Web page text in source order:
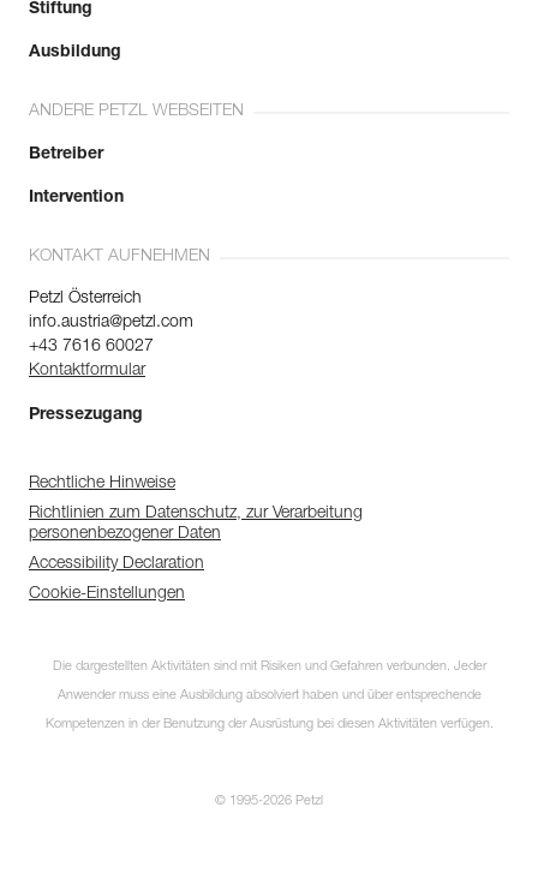
Stiftung
Ausbildung
ANDERE PETZL WEBSEITEN
Betreiber
Intervention
KONTAKT AUFNEHMEN
Petzl Österreich
info.austria@petzl.com
+43 7616 60027
Kontaktformular
Pressezugang
Rechtliche Hinweise
Richtlinien zum Datenschutz, zur Verarbeitung
personenbezogener Daten
Accessibility Declaration
Cookie-Einstellungen
Die dargestellten Aktivitäten sind mit Risiken und Gefahren verbunden. Jeder
Anwender muss eine Ausbildung absolviert haben und über entsprechende
Kompetenzen in der Benutzung der Ausrüstung bei diesen Aktivitäten verfügen.
© 1995-2026 Petzl